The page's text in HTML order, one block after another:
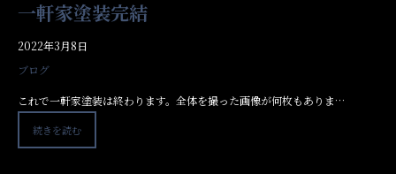
一軒家塗装完結
2022年3月8日
ブログ
これで一軒家塗装は終わります。全体を撮った画像が何枚もありま…
続きを読む